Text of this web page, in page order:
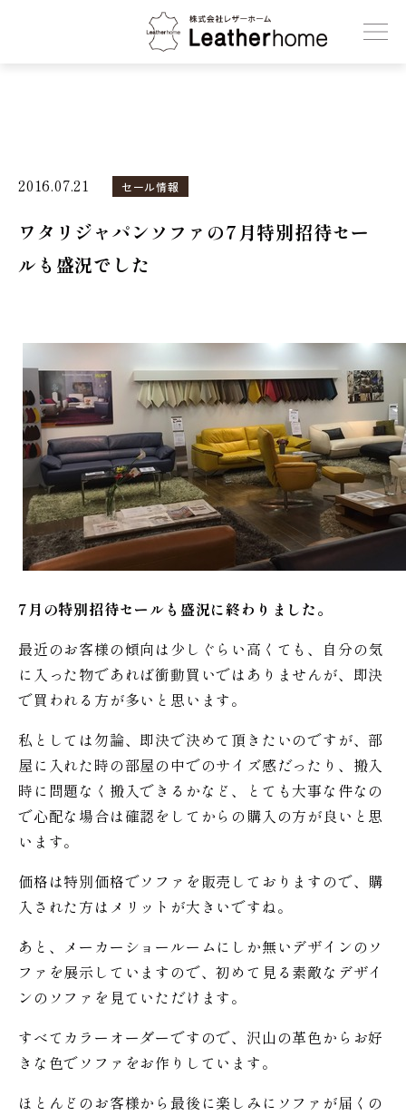
株式会社レザーホーム
2016.07.21 セール情報
ワタリジャパンソファの7月特別招待セー
ルも盛況でした
7月の特別招待セールも盛況に終わりました。
最近のお客様の傾向は少しぐらい高くても、自分の気
に入った物であれば衝動買いではありませんが、即決
で買われる方が多いと思います。
私としては勿論、即決で決めて頂きたいのですが、部
屋に入れた時の部屋の中でのサイズ感だったり、搬入
時に問題なく搬入できるかなど、とても大事な件なの
で心配な場合は確認をしてからの購入の方が良いと思
います。
価格は特別価格でソファを販売しておりますので、購
入された方はメリットが大きいですね。
あと、メーカーショールームにしか無いデザインのソ
ファを展示していますので、初めて見る素敵なデザイ
ンのソファを見ていただけます。
すべてカラーオーダーですので、沢山の革色からお好
きな色でソファをお作りしています。
ほとんどのお客様から最後に楽しみにソファが届くの